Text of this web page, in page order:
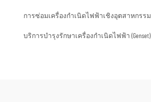
การซ่อมเครื่องกำเนิดไฟฟ้าเชิงอุตสาหกรรม
บริการบำรุงรักษาเครื่องกำเนิดไฟฟ้า (Genset)